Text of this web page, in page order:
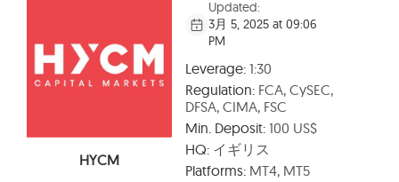
外国為替教育
無料口座を開設
HYCM
Updated:
3月 5, 2025 at 09:06
PM
Leverage:1:30
Regulation:FCA, CySEC,
DFSA, CIMA, FSC
Min. Deposit:100 US$
HQ:イギリス
Platforms:MT4, MT5